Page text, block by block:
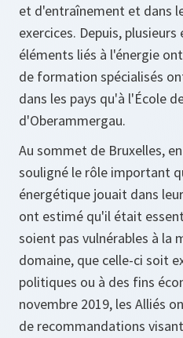
et d'entraînement et dans
exercices. Depuis,
éléments liés à l'énergie
de formation spécialisés
dans les pays qu'à l'École
d'Oberammergau.
Au sommet de Bruxelles,
souligné le rôle important
énergétique jouait dans
ont estimé qu'il était
soient pas vulnérables à la
domaine, que celle-ci soit
politiques ou à des fins
novembre 2019, les Alliés
de recommandations